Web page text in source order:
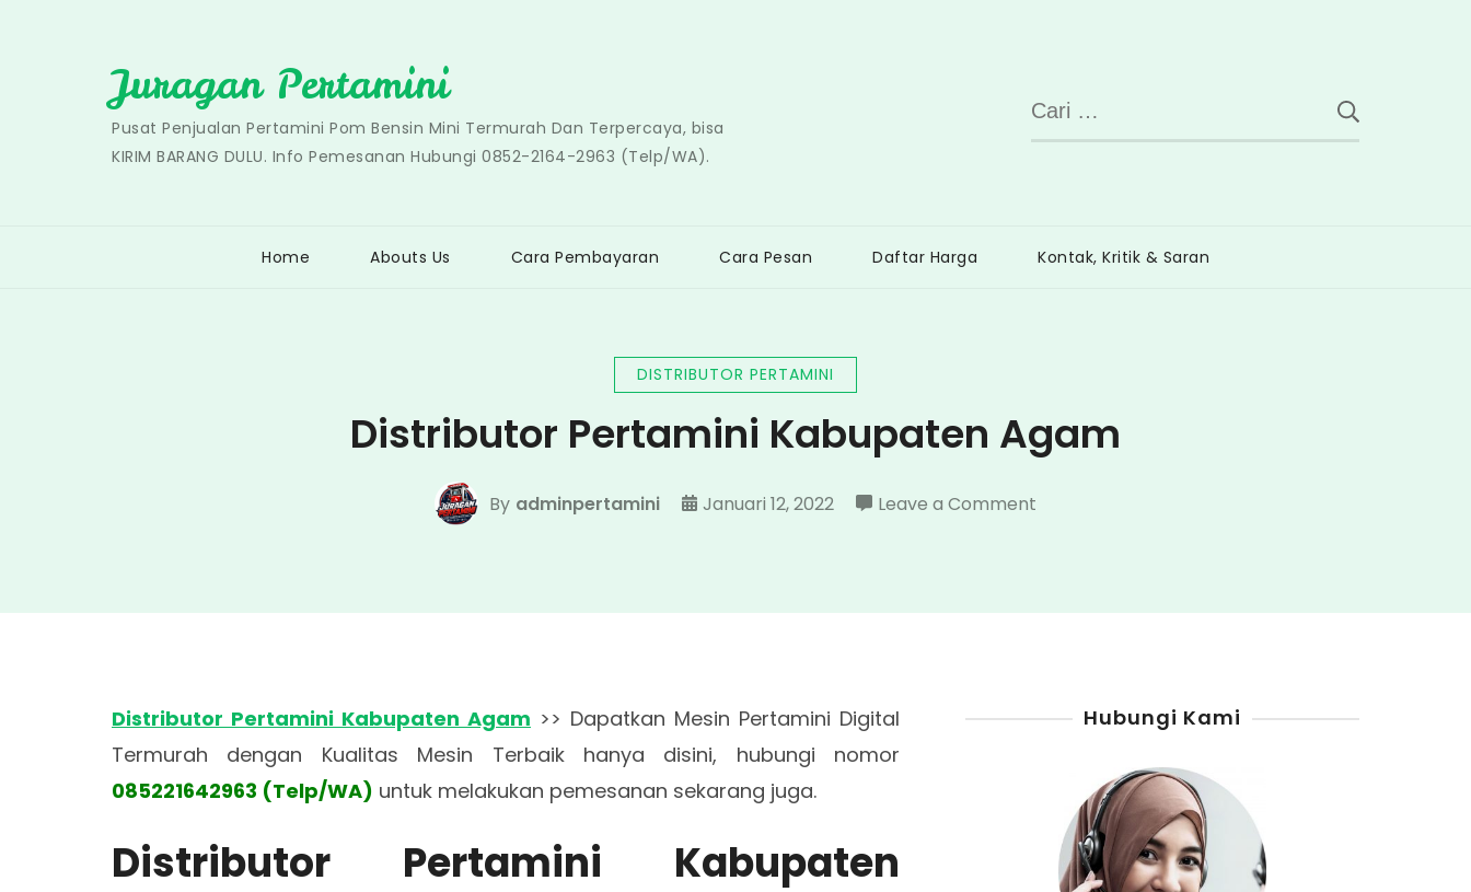
Juragan Pertamini
Pusat Penjualan Pertamini Pom Bensin Mini Termurah Dan Terpercaya, bisa
KIRIM BARANG DULU. Info Pemesanan Hubungi 0852-2164-2963 (Telp/WA).
Cari
untuk:
Home Abouts Us Cara Pembayaran Cara Pesan Daftar Harga Kontak, Kritik & Saran
DISTRIBUTOR PERTAMINI
Distributor Pertamini Kabupaten Agam
By adminpertamini Januari 12, 2022 Leave a Comment
Distributor Pertamini Kabupaten Agam >> Dapatkan Mesin Pertamini Digital
Termurah dengan Kualitas Mesin Terbaik hanya disini, hubungi nomor
085221642963 (Telp/WA) untuk melakukan pemesanan sekarang juga.
Distributor Pertamini Kabupaten
Hubungi Kami